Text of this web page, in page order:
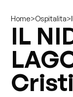
Home>Ospitalita>
IL